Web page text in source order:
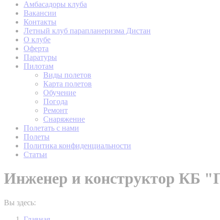
Амбасадоры клуба
Вакансии
Контакты
Летный клуб парапланеризма Дистан
О клубе
Оферта
Паратуры
Пилотам
Виды полетов
Карта полетов
Обучение
Погода
Ремонт
Снаряжение
Полетать с нами
Полеты
Политика конфиденциальности
Статьи
Инженер и конструктор КБ
Вы здесь: